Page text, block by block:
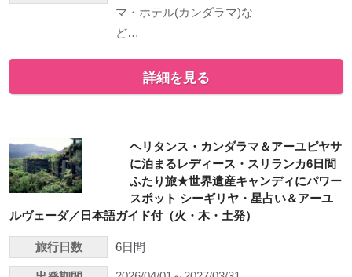
マ・ホテル(カンダラマ)な
ど…
詳細を見る
ヘリタンス・カンダラマ＆アーユピヤサ
に泊まるレディース・スリランカ6日間
ふたり旅★世界遺産キャンディにパワー
スポット シーギリヤ・星占い＆アーユ
ルヴェーダ／日本語ガイド付（火・木・土発）
旅行日数 6日間